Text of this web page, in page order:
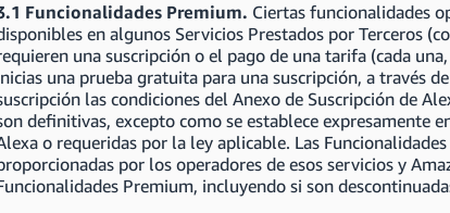
Funcionalidades Premium. Ciertas funcionalidades
en algunos Servicios Prestados por Terceros
una suscripción o el pago de una tarifa (cada
una prueba gratuita para una suscripción, a través
las condiciones del Anexo de Suscripción de
definitivas, excepto como se establece expresamente
o requeridas por la ley aplicable. Las
por los operadores de esos servicios y
Premium, incluyendo si son